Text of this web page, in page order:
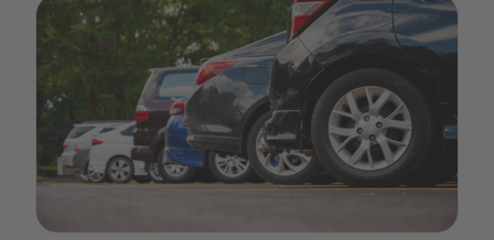
mehr „Was ist wirklich möglich?“.